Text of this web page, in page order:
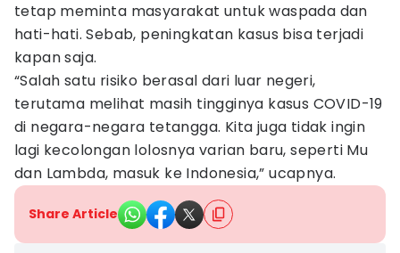
tetap meminta masyarakat untuk waspada dan
hati-hati. Sebab, peningkatan kasus bisa terjadi
kapan saja.
“Salah satu risiko berasal dari luar negeri,
terutama melihat masih tingginya kasus COVID-19
di negara-negara tetangga. Kita juga tidak ingin
lagi kecolongan lolosnya varian baru, seperti Mu
dan Lambda, masuk ke Indonesia,” ucapnya.
Share Article